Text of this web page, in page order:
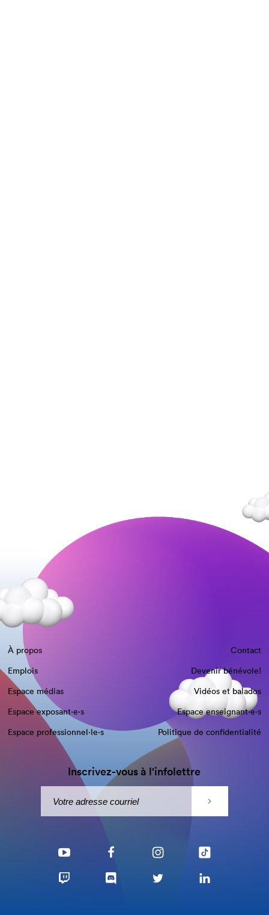
À propos
Contact
Emplois
Devenir bénévole!
Espace médias
Vidéos et balados
Espace exposant·e⋅s
Espace enseignant·e⋅s
Espace professionnel·le⋅s
Politique de confidentialité
Inscrivez-vous à l'infolettre